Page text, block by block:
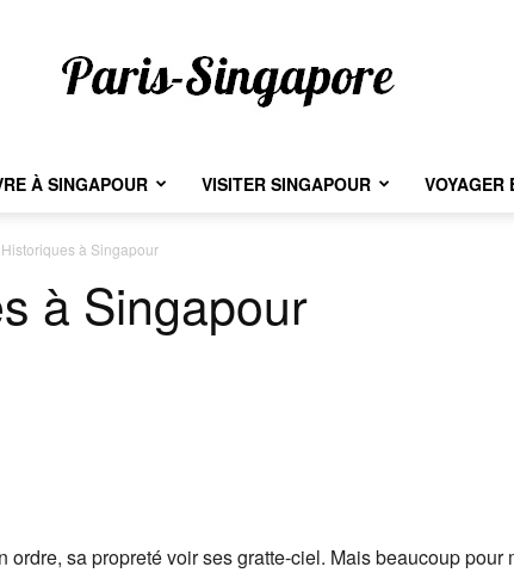
Paris-
À SINGAPOUR VISITER SINGAPOUR VOYAGER
à Singapour
à Singapour
sa propreté voir ses gratte-ciel. Mais beaucoup